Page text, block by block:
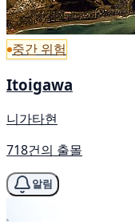
중간 위험
Itoigawa
니가타현
718건의 출몰
알림